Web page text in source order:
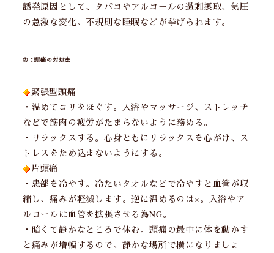
誘発原因として、タバコやアルコールの過剰摂取、気圧
の急激な変化、不規則な睡眠などが挙げられます。
②：頭痛の対処法
緊張型頭痛
・温めてコリをほぐす。入浴やマッサージ、ストレッチ
などで筋肉の疲労がたまらないように務める。
・リラックスする。心身ともにリラックスを心がけ、ス
トレスをため込まないようにする。
片頭痛
・患部を冷やす。冷たいタオルなどで冷やすと血管が収
縮し、痛みが軽減します。逆に温めるのは×。入浴やア
ルコールは血管を拡張させる為NG。
・暗くて静かなところで休む。頭痛の最中に体を動かす
と痛みが増幅するので、静かな場所で横になりましょ